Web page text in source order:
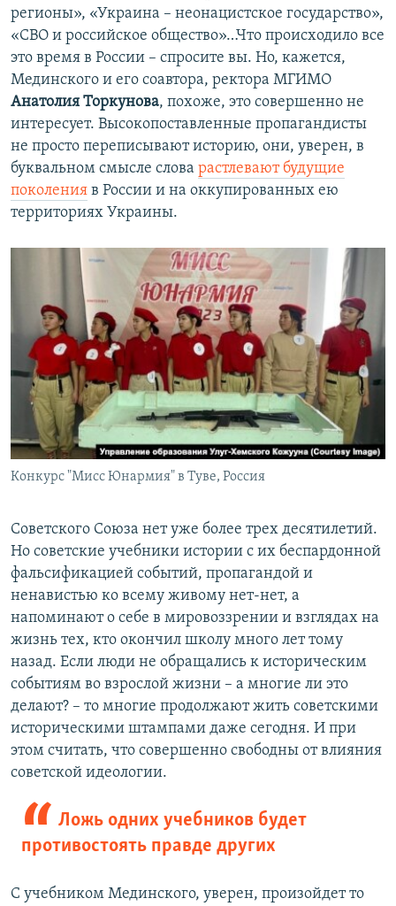
регионы», «Украина – неонацистское государство»,
«СВО и российское общество»…Что происходило все
это время в России – спросите вы. Но, кажется,
Мединского и его соавтора, ректора МГИМО
Анатолия Торкунова, похоже, это совершенно не
интересует. Высокопоставленные пропагандисты
не просто переписывают историю, они, уверен, в
буквальном смысле слова растлевают будущие
поколения в России и на оккупированных ею
территориях Украины.
Конкурс "Мисс Юнармия" в Туве, Россия
Советского Союза нет уже более трех десятилетий.
Но советские учебники истории с их беспардонной
фальсификацией событий, пропагандой и
ненавистью ко всему живому нет-нет, а
напоминают о себе в мировоззрении и взглядах на
жизнь тех, кто окончил школу много лет тому
назад. Если люди не обращались к историческим
событиям во взрослой жизни – а многие ли это
делают? – то многие продолжают жить советскими
историческими штампами даже сегодня. И при
этом считать, что совершенно свободны от влияния
советской идеологии.
Ложь одних учебников будет
противостоять правде других
С учебником Мединского, уверен, произойдет то